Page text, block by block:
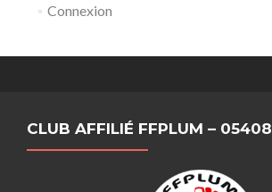
Connexion
CLUB AFFILIÉ FFPLUM – 05408